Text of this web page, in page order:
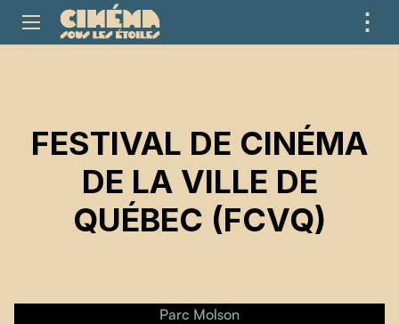
⋮
FESTIVAL DE CINÉMA
DE LA VILLE DE
QUÉBEC (FCVQ)
Parc Molson